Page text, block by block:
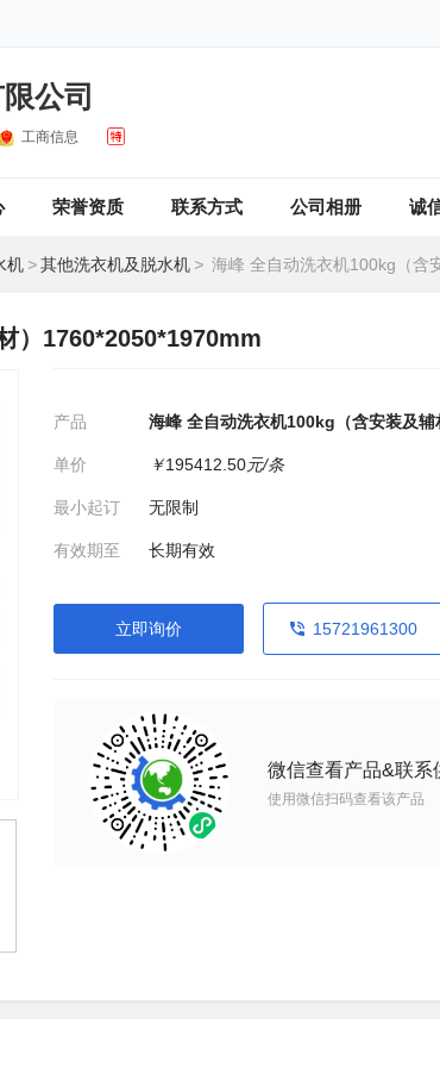
公司
工商信息
荣誉资质 联系方式 公司相册 诚
机 >其他洗衣机及脱水机 > 海峰 全自动洗衣机100kg（含安装及
）1760*2050*1970mm
产品 海峰 全自动洗衣机100kg（含安装及
单价 ￥195412.50元/条
最小起订 无限制
有效期至 长期有效
立即询价 15721961300
微信查看产品&联系
使用微信扫码查看该产品